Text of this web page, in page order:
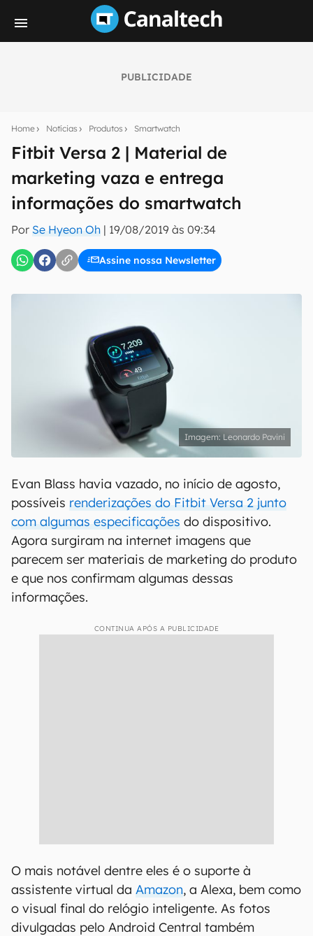
PUBLICIDADE
Home Notícias Produtos Smartwatch
Fitbit Versa 2 | Material de
marketing vaza e entrega
informações do smartwatch
Por Se Hyeon Oh | 19/08/2019 às 09:34
Assine nossa Newsletter
notícias e reviews sobre tecnologia em primeira
mão.
E-mail
inscreva-se
Uso e Política de Privacidade do Canaltech.
Leonardo Pavini
Evan Blass havia vazado, no início de agosto,
possíveis renderizações do Fitbit Versa 2 junto
com algumas especificações do dispositivo.
Agora surgiram na internet imagens que
parecem ser materiais de marketing do produto
e que nos confirmam algumas dessas
informações.
CONTINUA APÓS A PUBLICIDADE
O mais notável dentre eles é o suporte à
assistente virtual da Amazon, a Alexa, bem como
o visual final do relógio inteligente. As fotos
divulgadas pelo Android Central também